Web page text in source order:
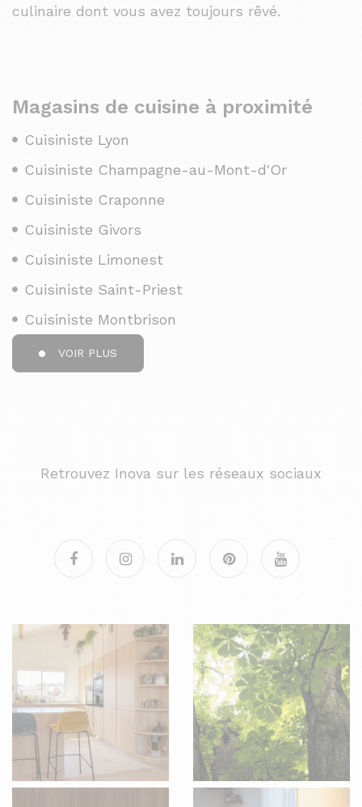
culinaire dont vous avez toujours rêvé.
Magasins de cuisine à proximité
Cuisiniste Lyon
Cuisiniste Champagne-au-Mont-d'Or
Cuisiniste Craponne
Cuisiniste Givors
Cuisiniste Limonest
Cuisiniste Saint-Priest
Cuisiniste Montbrison
VOIR PLUS
Retrouvez Inova sur les réseaux sociaux